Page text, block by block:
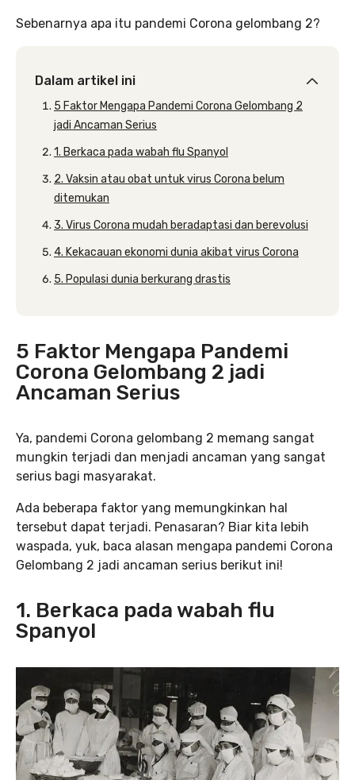
Sebenarnya apa itu pandemi Corona gelombang 2?
Dalam artikel ini
5 Faktor Mengapa Pandemi Corona Gelombang 2
jadi Ancaman Serius
1. Berkaca pada wabah flu Spanyol
2. Vaksin atau obat untuk virus Corona belum
ditemukan
3. Virus Corona mudah beradaptasi dan berevolusi
4. Kekacauan ekonomi dunia akibat virus Corona
5. Populasi dunia berkurang drastis
5 Faktor Mengapa Pandemi
Corona Gelombang 2 jadi
Ancaman Serius
Ya, pandemi Corona gelombang 2 memang sangat
mungkin terjadi dan menjadi ancaman yang sangat
serius bagi masyarakat.
Ada beberapa faktor yang memungkinkan hal
tersebut dapat terjadi. Penasaran? Biar kita lebih
waspada, yuk, baca alasan mengapa pandemi Corona
Gelombang 2 jadi ancaman serius berikut ini!
1. Berkaca pada wabah flu
Spanyol